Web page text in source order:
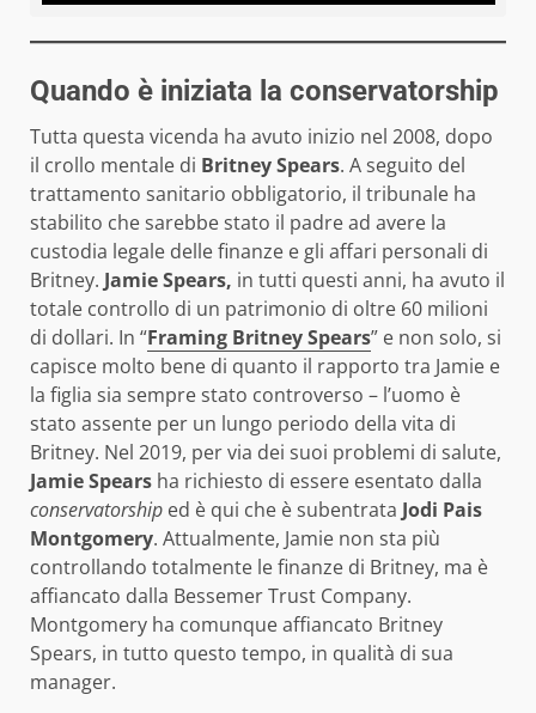
Quando è iniziata la conservatorship
Tutta questa vicenda ha avuto inizio nel 2008, dopo
il crollo mentale di Britney Spears. A seguito del
trattamento sanitario obbligatorio, il tribunale ha
stabilito che sarebbe stato il padre ad avere la
custodia legale delle finanze e gli affari personali di
Britney. Jamie Spears, in tutti questi anni, ha avuto il
totale controllo di un patrimonio di oltre 60 milioni
di dollari. In “Framing Britney Spears” e non solo, si
capisce molto bene di quanto il rapporto tra Jamie e
la figlia sia sempre stato controverso – l’uomo è
stato assente per un lungo periodo della vita di
Britney. Nel 2019, per via dei suoi problemi di salute,
Jamie Spears ha richiesto di essere esentato dalla
conservatorship ed è qui che è subentrata Jodi Pais
Montgomery. Attualmente, Jamie non sta più
controllando totalmente le finanze di Britney, ma è
affiancato dalla Bessemer Trust Company.
Montgomery ha comunque affiancato Britney
Spears, in tutto questo tempo, in qualità di sua
manager.